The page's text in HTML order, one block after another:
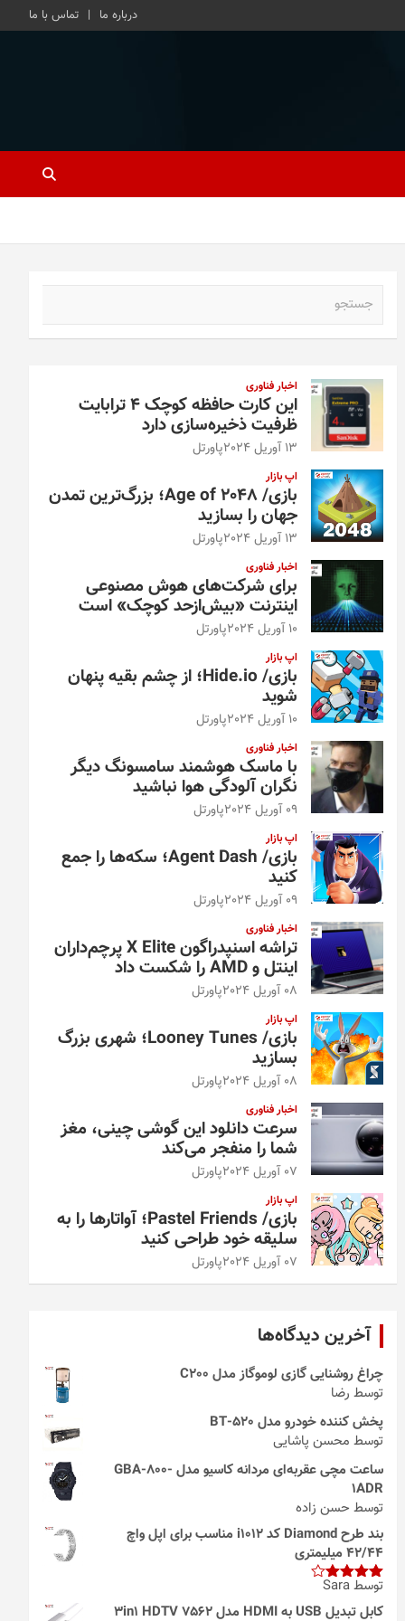
درباره ما تماس با ما
اخبار فناوری
این کارت حافظه کوچک ۴ ترابایت
ظرفیت ذخیره‌سازی دارد
13 آوریل 2024 پاورتل
اپ بازار
بازی/ Age of 2048؛ بزرگ‌ترین تمدن
جهان را بسازید
13 آوریل 2024 پاورتل
اخبار فناوری
برای شرکت‌های هوش مصنوعی
اینترنت «بیش‌از‌حد کوچک» است
10 آوریل 2024 پاورتل
اپ بازار
بازی/ Hide.io؛ از چشم بقیه پنهان
شوید
10 آوریل 2024 پاورتل
اخبار فناوری
با ماسک هوشمند سامسونگ دیگر
نگران آلودگی هوا نباشید
09 آوریل 2024 پاورتل
اپ بازار
بازی/ Agent Dash؛ سکه‌ها را جمع
کنید
09 آوریل 2024 پاورتل
اخبار فناوری
تراشه اسنپدراگون X Elite پرچم‌داران
اینتل و AMD را شکست داد
08 آوریل 2024 پاورتل
اپ بازار
بازی/ Looney Tunes؛ شهری بزرگ
بسازید
08 آوریل 2024 پاورتل
اخبار فناوری
سرعت دانلود این گوشی چینی، مغز
شما را منفجر می‌کند
07 آوریل 2024 پاورتل
اپ بازار
بازی/ Pastel Friends؛ آواتارها را به
سلیقه خود طراحی کنید
07 آوریل 2024 پاورتل
آخرین دیدگاه‌ها
چراغ روشنایی گازی لوموگاز مدل C200
توسط رضا
پخش کننده خودرو مدل 520-BT
توسط محسن پاشایی
ساعت مچی عقربه‌ای مردانه کاسیو مدل GBA-800-
1ADR
توسط حسن زاده
بند طرح Diamond کد i1012 مناسب برای اپل واچ
42/44 میلیمتری
امتیاز4
از 5
توسط Sara
کابل تبدیل USB به HDMI مدل 3in1 HDTV 7562